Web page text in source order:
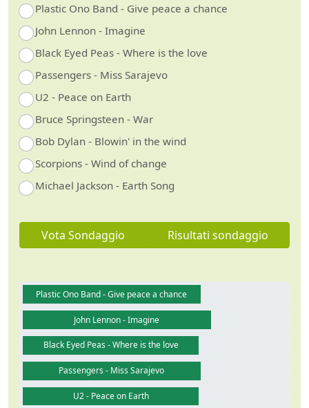
Plastic Ono Band - Give peace a chance
John Lennon - Imagine
Black Eyed Peas - Where is the love
Passengers - Miss Sarajevo
U2 - Peace on Earth
Bruce Springsteen - War
Bob Dylan - Blowin' in the wind
Scorpions - Wind of change
Michael Jackson - Earth Song
Vota Sondaggio Risultati sondaggio
Plastic Ono Band - Give peace a chance
John Lennon - Imagine
Black Eyed Peas - Where is the love
Passengers - Miss Sarajevo
U2 - Peace on Earth